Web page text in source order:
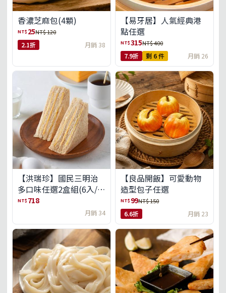
香濃芝麻包(4顆)
NT$ 25NT$ 120
2.1折 月銷 38
【易牙居】人氣經典港
點任選
NT$315NT$ 400
7.9折 剩 6 件 月銷 26
【洪瑞珍】國民三明治
多口味任選2盒組(6入/
盒)(免運)
NT$ 718
月銷 34
【良品開飯】可愛動物
造型包子任選
NT$ 99NT$ 150
6.6折 月銷 23